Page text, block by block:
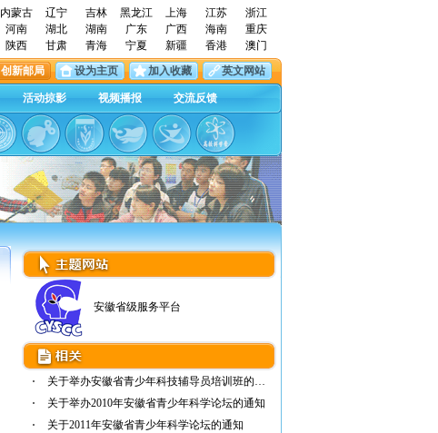
内蒙古 辽宁 吉林 黑龙江 上海 江苏
浙江
河南 湖北 湖南 广东 广西 海南
重庆
陕西 甘肃 青海 宁夏 新疆 香港
澳门
创新邮局 设为主页 加入收藏 英文网站
活动掠影 视频播报 交流反馈
安徽省级服务平台
关于举办安徽省青少年科技辅导员培训班的通知
关于举办2010年安徽省青少年科学论坛的通知
关于2011年安徽省青少年科学论坛的通知